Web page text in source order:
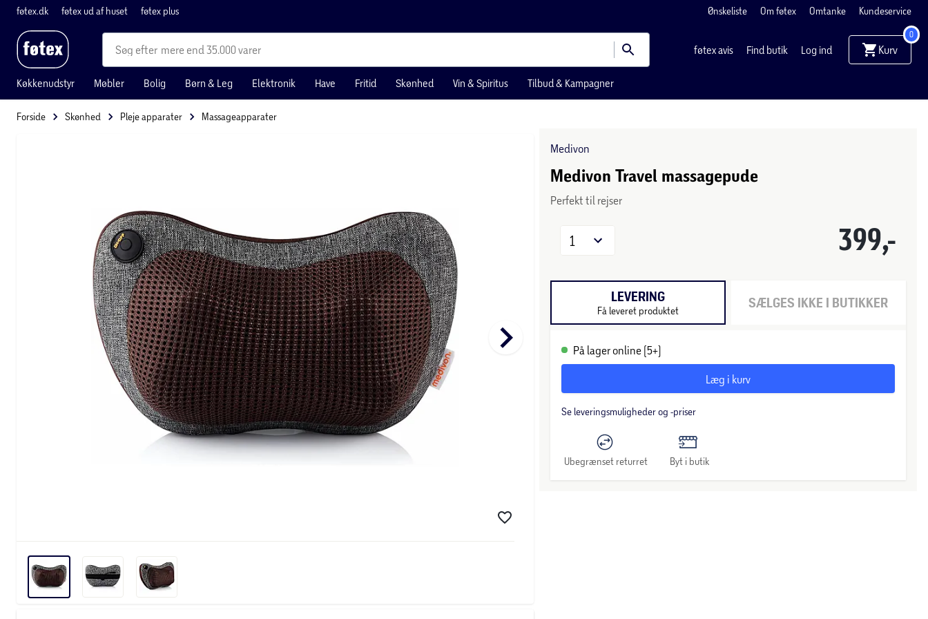
føtex.dk føtex ud af huset føtex plus Ønskeliste Om føtex Omtanke Kundeservice
mere end 35.000 varer føtex avis Find butik Log ind Kurv
0
Køkkenudstyr Møbler Bolig Børn & Leg Elektronik Have Fritid Skønhed Vin & Spiritus Tilbud & Kampagner
Forside Skønhed Pleje apparater Massageapparater
keyboard_arrow_right
Medivon
Medivon Travel massagepude
Perfekt til rejser
399,-
1
LEVERING
Få leveret produktet SÆLGES IKKE I BUTIKKER
På lager online (5+)
Læg i kurv
Se leveringsmuligheder og -priser
Ubegrænset returret Byt i butik